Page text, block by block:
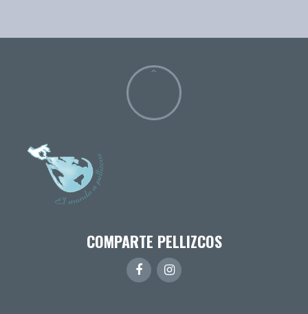
COMPARTE PELLIZCOS